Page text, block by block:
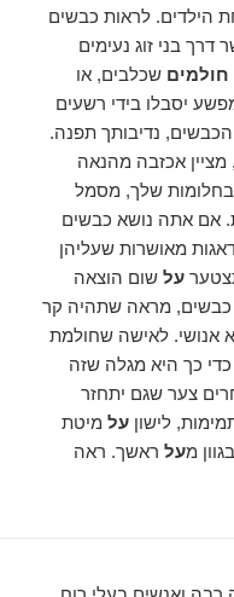
הילדים. לראות כבשים
דרך בני זוג נעימים
חולמים שכלבים, או
יסבלו בידי רשעים
נדיבותך תפנה.
אכזבה מהנאה
בחלומות שלך, מסמל
אם אתה נושא כבשים
מאושרות שעליהן
על שום הוצאה
כבשים, מראה שתהיה קר
אנושי. לאישה שחולמת
כך היא מגלה שזה
צער שגם יתחזר
לישוןעל מיטת
מעל ראשך. ראה